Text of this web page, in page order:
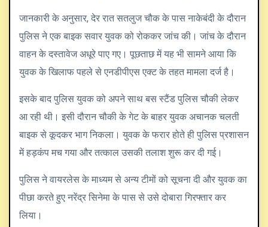
जानकारी के अनुसार, देर रात सतलुज चौक के पास नाकेबंदी के दौरान
पुलिस ने एक बाइक सवार युवक को रोककर जांच की। जांच के दौरान
वाहन के दस्तावेज अधूरे पाए गए। पूछताछ में यह भी सामने आया कि
युवक के खिलाफ पहले से एनडीपीएस एक्ट के तहत मामला दर्ज है।
इसके बाद पुलिस युवक को अपने साथ बस स्टैंड पुलिस चौकी लेकर
आ रही थी। इसी दौरान चौकी के गेट के बाहर युवक अचानक चलती
बाइक से कूदकर भाग निकला। युवक के फरार होते ही पुलिस प्रशासन
में हड़कंप मच गया और तत्काल उसकी तलाश शुरू कर दी गई।
पुलिस ने वायरलेस के माध्यम से अन्य टीमों को सूचना दी और युवक का
पीछा करते हुए नरेंद्र सिनेमा के पास से उसे दोबारा गिरफ्तार कर
लिया।